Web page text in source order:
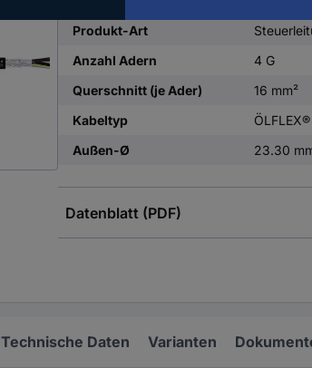
Produkt-Art
Anzahl Adern
4 G
Querschnitt (je Ader)
16 mm²
Kabeltyp
Außen-Ø
23.30
Datenblatt (PDF)
Technische Daten Varianten